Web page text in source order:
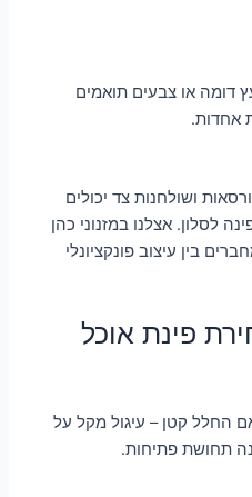
דומה או צבעים תואמים
אחדות.
ושולחנות צד יכולים
לסלון. אצלנו במזנוני כהן
בין עיצוב פונקציונלי
פינת אוכל
החלל קטן – עיגול מקל על
תחושת פתיחות.